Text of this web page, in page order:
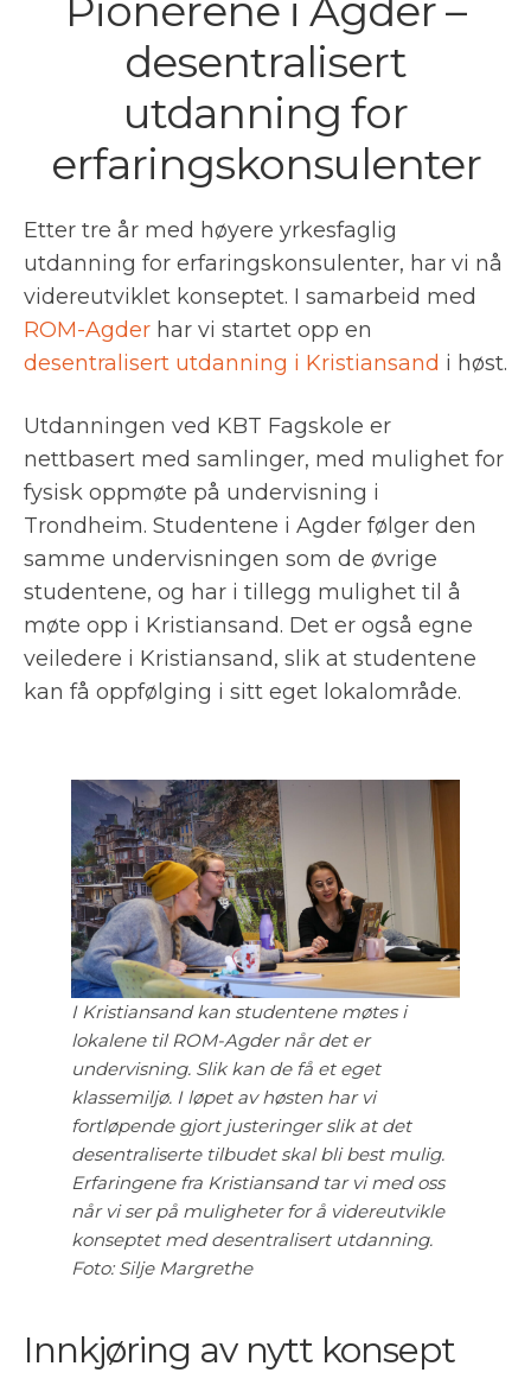
Pionérene i Agder –
desentralisert
utdanning for
erfaringskonsulenter
Etter tre år med høyere yrkesfaglig
utdanning for erfaringskonsulenter, har vi nå
videreutviklet konseptet. I samarbeid med
ROM-Agder har vi startet opp en
desentralisert utdanning i Kristiansand i høst.
Utdanningen ved KBT Fagskole er
nettbasert med samlinger, med mulighet for
fysisk oppmøte på undervisning i
Trondheim. Studentene i Agder følger den
samme undervisningen som de øvrige
studentene, og har i tillegg mulighet til å
møte opp i Kristiansand. Det er også egne
veiledere i Kristiansand, slik at studentene
kan få oppfølging i sitt eget lokalområde.
I Kristiansand kan studentene møtes i
lokalene til ROM-Agder når det er
undervisning. Slik kan de få et eget
klassemiljø. I løpet av høsten har vi
fortløpende gjort justeringer slik at det
desentraliserte tilbudet skal bli best mulig.
Erfaringene fra Kristiansand tar vi med oss
når vi ser på muligheter for å videreutvikle
konseptet med desentralisert utdanning.
Foto: Silje Margrethe
Innkjøring av nytt konsept